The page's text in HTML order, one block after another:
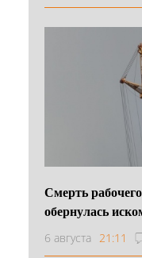
Смерть
обернулась
6 августа 21:11